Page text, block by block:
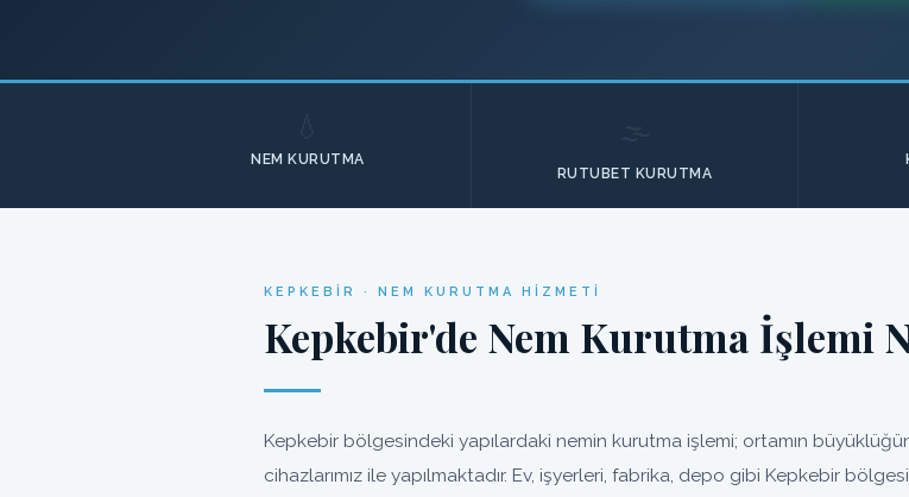
NEM KURUTMA
RUTUBET KURUTMA
KEPKEBIR · NEM KURUTMA HIZMETI
Kepkebir'de Nem Kurutma İşlemi
Kepkebir bölgesindeki yapılardaki nemin kurutma işlemi; ortamın
cihazlarımız ile yapılmaktadır. Ev, işyerleri, fabrika, depo gibi Kepkebir